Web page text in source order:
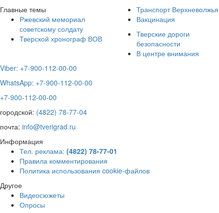
Главные темы
Ржевский мемориал
советскому солдату
Тверской хронограф ВОВ
Транспорт Верхневолжья
Вакцинация
Тверские дороги
безопасности
В центре внимания
Viber: +7-900-112-00-00
WhatsApp: +7-900-112-00-00
+7-900-112-00-00
городской: (4822) 78-77-04
почта: info@tverigrad.ru
Информация
Тел. реклама: (4822) 78-77-01
Правила комментирования
Политика использования cookie-файлов
Другое
Видеосюжеты
Опросы